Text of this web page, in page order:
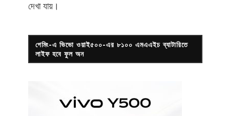
দেখা যায়।
গেমিং-এ ভিভো ওয়াই৫০০-এর ৮১০০ এমএএইচ ব্যাটারিতে
লাইফ হবে ফুল অন